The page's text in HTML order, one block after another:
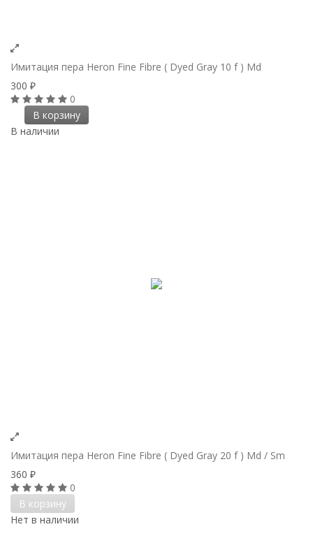
Имитация пера Heron Fine Fibre ( Dyed Gray 10 f ) Md
300 ₽
0
В корзину
В наличии
Имитация пера Heron Fine Fibre ( Dyed Gray 20 f ) Md / Sm
360 ₽
0
В корзину
Нет в наличии